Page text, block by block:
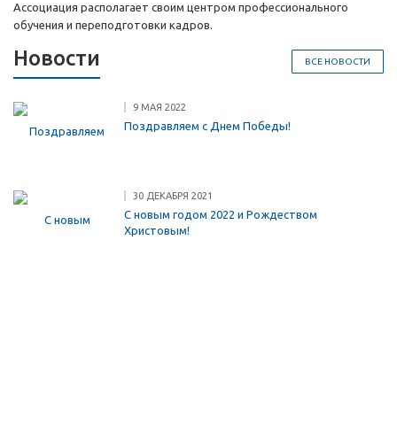
Ассоциация располагает своим центром профессионального
обучения и переподготовки кадров.
ВСЕ НОВОСТИ
Новости
9 МАЯ 2022
Поздравляем с Днем Победы!
30 ДЕКАБРЯ 2021
С новым годом 2022 и Рождеством
Христовым!